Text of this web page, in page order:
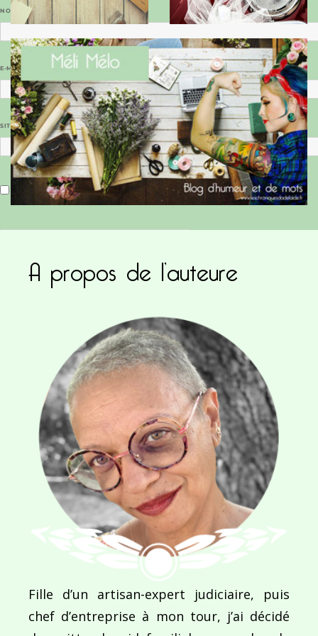
NOM
E-MAIL
SITE WEB
Enregistrer mon nom, mon e-mail et mon site dans le navigateur pour mon prochain commentaire.
Ce site utilise Akismet pour réduire les
commentaires sont traitées.
Navigation
l’article
PUBLIÉ DANS
Travailler en Australie !
A propos de l’auteure
Fille d’un artisan-expert judiciaire, puis
chef d’entreprise à mon tour, j’ai décidé